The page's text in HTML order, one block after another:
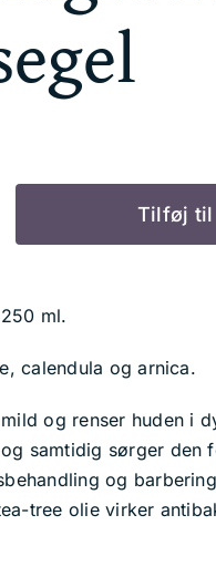
Tilføj til
ml.
calendula og arnica.
og renser huden i
samtidig sørger den
og
tree olie virker